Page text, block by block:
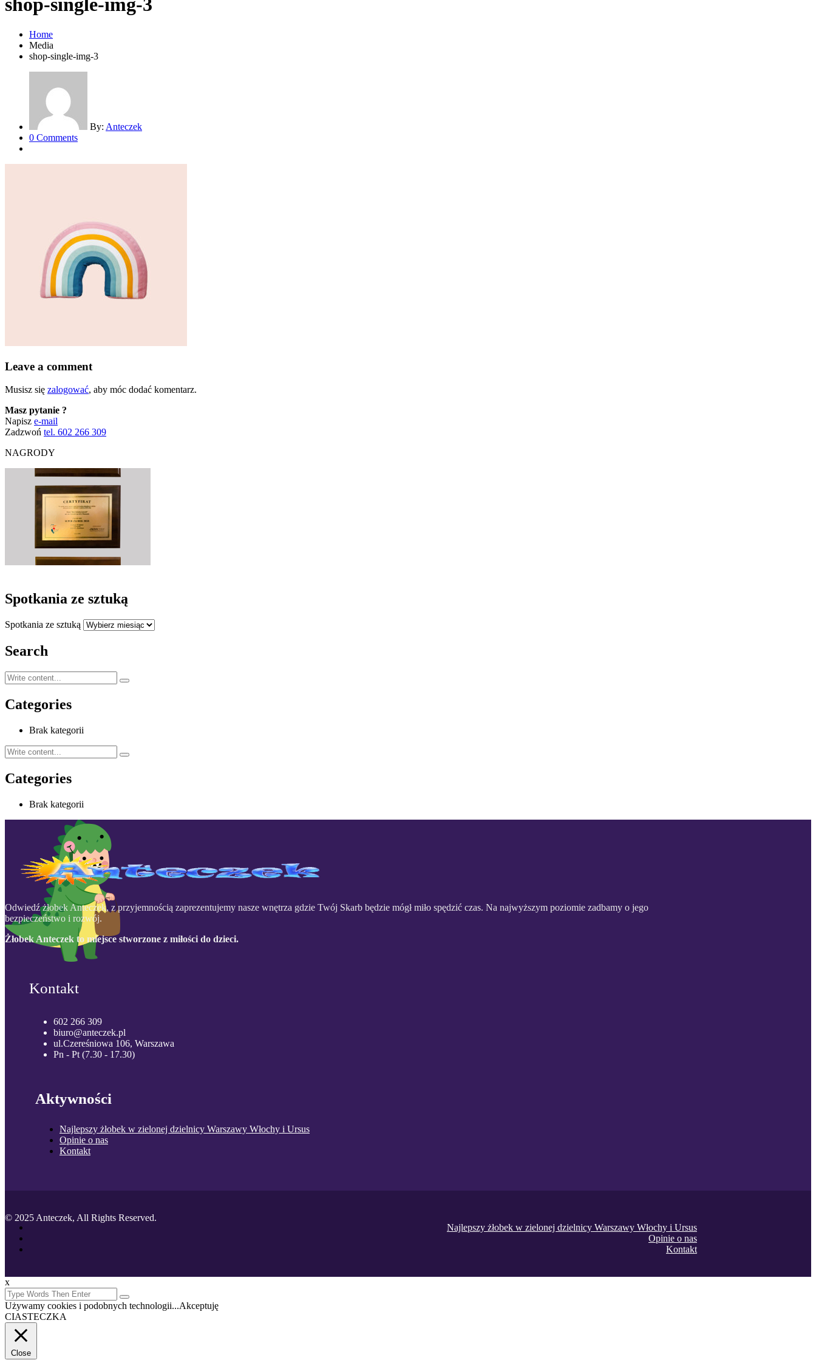
shop-single-img-3
Home
Media
shop-single-img-3
By: Anteczek
0 Comments
Leave a comment
Musisz się zalogować, aby móc dodać komentarz.
Masz pytanie ?
Napisz e-mail
Zadzwoń tel. 602 266 309
NAGRODY
Spotkania ze sztuką
Spotkania ze sztuką
Search
Categories
Brak kategorii
Categories
Brak kategorii
Odwiedź żłobek Anteczek, z przyjemnością zaprezentujemy nasze wnętrza gdzie Twój Skarb będzie mógł miło spędzić czas. Na najwyższym poziomie zadbamy o jego
bezpieczeństwo i rozwój.
Żłobek Anteczek to miejsce stworzone z miłości do dzieci.
Kontakt
602 266 309
biuro@anteczek.pl
ul.Czereśniowa 106, Warszawa
Pn - Pt (7.30 - 17.30)
Aktywności
Najlepszy żłobek w zielonej dzielnicy Warszawy Włochy i Ursus
Opinie o nas
Kontakt
© 2025 Anteczek, All Rights Reserved.
Najlepszy żłobek w zielonej dzielnicy Warszawy Włochy i Ursus
Opinie o nas
Kontakt
x
Używamy cookies i podobnych technologii...Akceptuję
CIASTECZKA
Close